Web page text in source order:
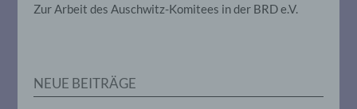
Zur Arbeit des Auschwitz-Komitees in der BRD e.V.
NEUE BEITRÄGE
Profiling ist jede Art der automatisierten
Verarbeitung personenbezogener Daten,